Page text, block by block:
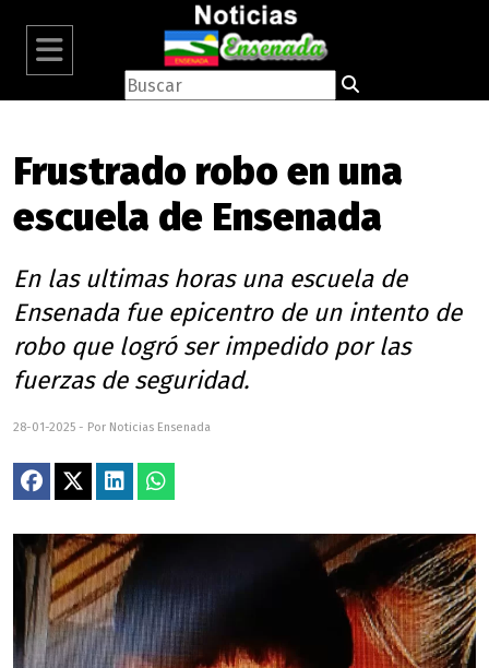
Frustrado robo en una
escuela de Ensenada
En las ultimas horas una escuela de
Ensenada fue epicentro de un intento de
robo que logró ser impedido por las
fuerzas de seguridad.
28-01-2025 - Por Noticias Ensenada